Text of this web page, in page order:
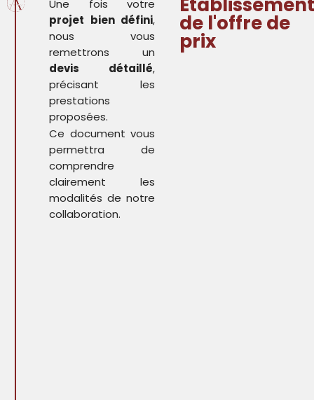
de l'offre de
prix
Une fois votre
projet bien défini,
nous vous
remettrons un
devis détaillé,
précisant les
prestations
proposées.
Ce document vous
permettra de
comprendre
clairement les
modalités de notre
collaboration.